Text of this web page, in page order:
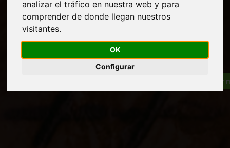
analizar el tráfico en nuestra web y para
comprender de donde llegan nuestros
visitantes.
OK
Configurar